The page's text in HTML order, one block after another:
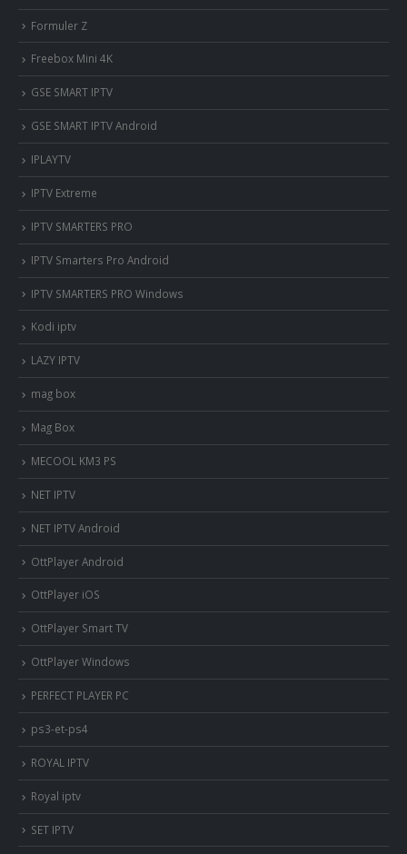
Formuler Z
Freebox Mini 4K
‎GSE SMART IPTV
GSE SMART IPTV Android
IPLAYTV
IPTV Extreme
IPTV SMARTERS PRO
IPTV Smarters Pro Android
IPTV SMARTERS PRO Windows
Kodi iptv
LAZY IPTV
mag box
Mag Box
MECOOL KM3 PS
NET IPTV
NET IPTV Android
OttPlayer Android
OttPlayer iOS
OttPlayer Smart TV
OttPlayer Windows
PERFECT PLAYER PC
ps3-et-ps4
ROYAL IPTV
Royal iptv
SET IPTV